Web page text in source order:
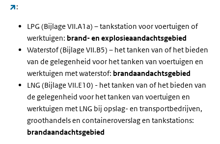
(externe link)
:
LPG (Bijlage VII.A1a) – tankstation voor voertuigen of
werktuigen: brand- en explosieaandachtsgebied
Waterstof (Bijlage VII.B5) – het tanken van of het bieden
van de gelegenheid voor het tanken van voertuigen en
werktuigen met waterstof: brandaandachtsgebied
LNG (Bijlage VII.E10) - het tanken van of het bieden van
de gelegenheid voor het tanken van voertuigen en
werktuigen met LNG bij opslag- en transportbedrijven,
groothandels en containeroverslag en tankstations:
brandaandachtsgebied